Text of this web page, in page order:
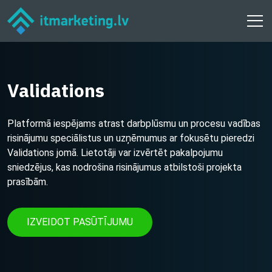
Validations
Platformā iespējams atrast darbplūsmu un procesu vadības
risinājumu speciālistus un uzņēmumus ar fokusētu pieredzi
Validations jomā. Lietotāji var izvērtēt pakalpojumu
sniedzējus, kas nodrošina risinājumus atbilstoši projekta
prasībām.
IZVEIDOT PASŪTĪJUMU